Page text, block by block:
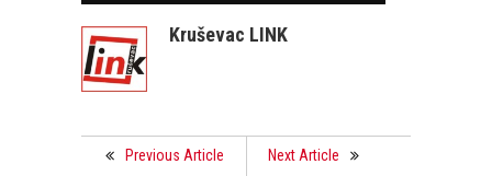
Kruševac LINK
Previous Article Next Article